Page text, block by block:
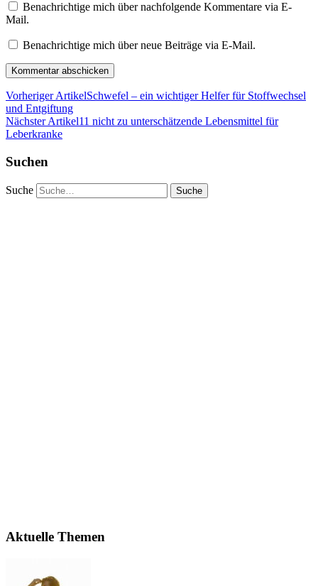
Benachrichtige mich über nachfolgende Kommentare via E-
Mail.
Benachrichtige mich über neue Beiträge via E-Mail.
Vorheriger ArtikelSchwefel – ein wichtiger Helfer für Stoffwechsel
und Entgiftung
Nächster Artikel11 nicht zu unterschätzende Lebensmittel für
Leberkranke
Suchen
Suche
Aktuelle Themen